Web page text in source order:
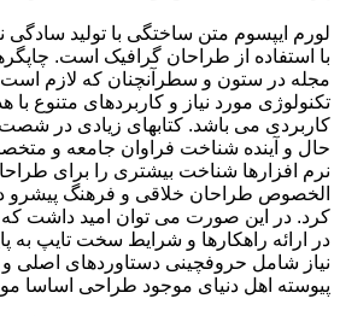
لورم ایپسوم متن ساختگی با تولید
با استفاده از طراحان گرافیک است.
مجله در ستون و سطرآنچنان که لازم
تکنولوژی مورد نیاز و کاربردهای متنوع با
کاربردی می باشد. کتابهای زیادی در
حال و آینده شناخت فراوان جامعه و
نرم افزارها شناخت بیشتری را برای
الخصوص طراحان خلاقی و فرهنگ پیشرو
کرد. در این صورت می توان امید داشت
در ارائه راهکارها و شرایط سخت تایپ به
نیاز شامل حروفچینی دستاوردهای اصلی
پیوسته اهل دنیای موجود طراحی اساسا